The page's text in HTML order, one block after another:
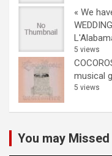
« We
5 views
musical
5 views
You may Missed